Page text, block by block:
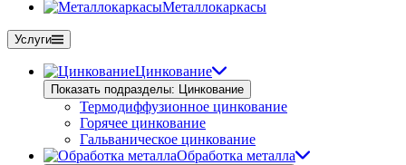
Металлокаркасы
Услуги
Цинкование
Показать подразделы: Цинкование
Термодиффузионное цинкование
Горячее цинкование
Гальваническое цинкование
Обработка металла